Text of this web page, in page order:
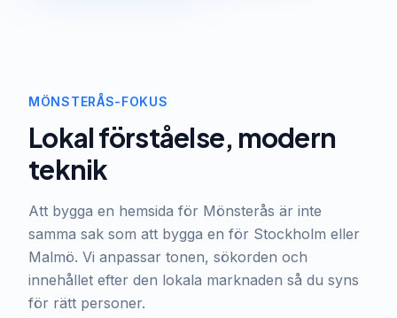
MÖNSTERÅS-FOKUS
Lokal förståelse, modern
teknik
Att bygga en hemsida för Mönsterås är inte
samma sak som att bygga en för Stockholm eller
Malmö. Vi anpassar tonen, sökorden och
innehållet efter den lokala marknaden så du syns
för rätt personer.